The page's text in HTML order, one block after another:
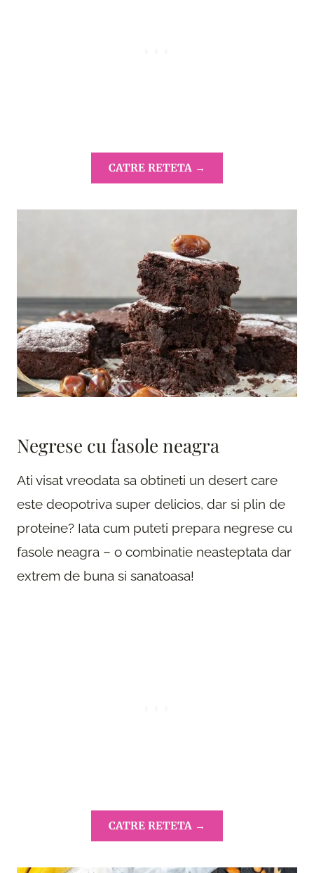
CATRE RETETA →
Negrese cu fasole neagra
Ati visat vreodata sa obtineti un desert care
este deopotriva super delicios, dar si plin de
proteine? Iata cum puteti prepara negrese cu
fasole neagra – o combinatie neasteptata dar
extrem de buna si sanatoasa!
CATRE RETETA →